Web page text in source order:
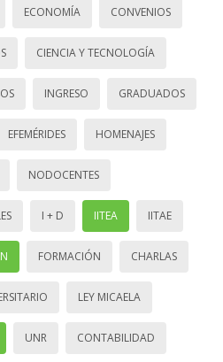
ECONOMÍA CONVENIOS
CIENCIA Y TECNOLOGÍA
INGRESO GRADUADOS
EFEMÉRIDES HOMENAJES
NODOCENTES
I + D IITEA IITAE
FORMACIÓN CHARLAS
LEY MICAELA
UNR CONTABILIDAD